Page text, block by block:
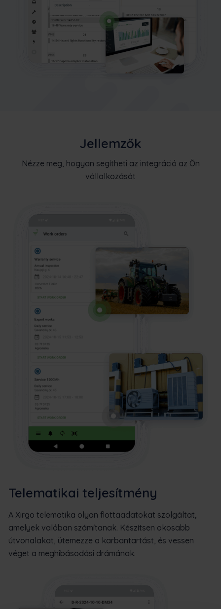
Jellemzők
Nézze meg, hogyan segítheti az integráció az Ön
vállalkozását
Telematikai teljesítmény
A Xirgo telematika olyan flottaadatokat szolgáltat,
amelyek valóban számítanak. Készítsen okosabb
útvonalakat, ütemezze a karbantartást, és vessen
véget a meghibásodási drámának.